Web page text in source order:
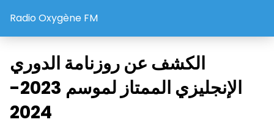
Radio Oxygène FM
الكشف عن روزنامة الدوري
الإنجليزي الممتاز لموسم 2023-
2024